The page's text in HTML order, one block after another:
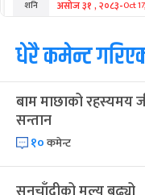
शनि असोज ३१ , २०८३-Oct
१
आइत
कार्तिक सङ्क्रान्ति
कार्तिक १, २०८३-Oct 18,
३
मंगल
महानवमी
४
धेरै कमेन्ट
बाम माछाको रहस्यमय
सन्तान
१०कमेन्ट